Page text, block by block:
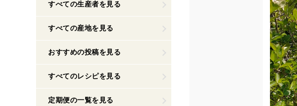
すべての生産者を見る
すべての産地を見る
おすすめの投稿を見る
すべてのレシピを見る
定期便の一覧を見る